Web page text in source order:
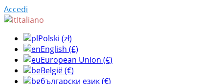
Accedi
Italiano
Polski (zł)
English (£)
European Union (€)
België (€)
български език (€)